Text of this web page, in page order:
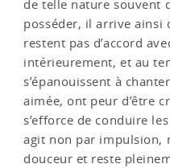
de telle nature souvent
posséder, il arrive ainsi
restent pas d’accord
intérieurement, et au
s’épanouissent à
aimée, ont peur d’être
s’efforce de conduire
agit non par impulsion,
douceur et reste